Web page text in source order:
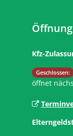
Kfz-
Klicken,
Geschlossen:
öffnet